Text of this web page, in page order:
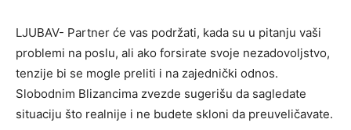
LJUBAV- Partner će vas podržati, kada su u pitanju vaši
problemi na poslu, ali ako forsirate svoje nezadovoljstvo,
tenzije bi se mogle preliti i na zajednički odnos.
Slobodnim Blizancima zvezde sugerišu da sagledate
situaciju što realnije i ne budete skloni da preuveličavate.